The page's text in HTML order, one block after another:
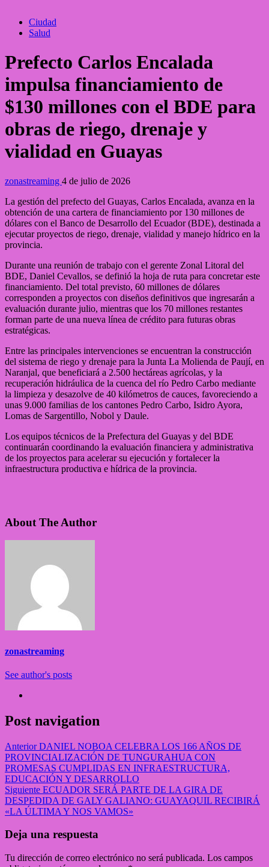
Ciudad
Salud
Prefecto Carlos Encalada
impulsa financiamiento de
$130 millones con el BDE para
obras de riego, drenaje y
vialidad en Guayas
zonastreaming 4 de julio de 2026
La gestión del prefecto del Guayas, Carlos Encalada, avanza en la
obtención de una cartera de financiamiento por 130 millones de
dólares con el Banco de Desarrollo del Ecuador (BDE), destinada a
ejecutar proyectos de riego, drenaje, vialidad y manejo hídrico en la
provincia.
Durante una reunión de trabajo con el gerente Zonal Litoral del
BDE, Daniel Cevallos, se definió la hoja de ruta para concretar este
financiamiento. Del total previsto, 60 millones de dólares
corresponden a proyectos con diseños definitivos que ingresarán a
evaluación durante julio, mientras que los 70 millones restantes
forman parte de una nueva línea de crédito para futuras obras
estratégicas.
Entre las principales intervenciones se encuentran la construcción
del sistema de riego y drenaje para la Junta La Molienda de Paují, en
Naranjal, que beneficiará a 2.500 hectáreas agrícolas, y la
recuperación hidráulica de la cuenca del río Pedro Carbo mediante
la limpieza y desazolve de 40 kilómetros de cauces, favoreciendo a
unas 9.000 familias de los cantones Pedro Carbo, Isidro Ayora,
Lomas de Sargentillo, Nobol y Daule.
Los equipos técnicos de la Prefectura del Guayas y del BDE
continuarán coordinando la evaluación financiera y administrativa
de los proyectos para acelerar su ejecución y fortalecer la
infraestructura productiva e hídrica de la provincia.
About The Author
zonastreaming
See author's posts
Post navigation
AnteriorDANIEL NOBOA CELEBRA LOS 166 AÑOS DE
PROVINCIALIZACIÓN DE TUNGURAHUA CON
PROMESAS CUMPLIDAS EN INFRAESTRUCTURA,
EDUCACIÓN Y DESARROLLO
Siguiente ECUADOR SERÁ PARTE DE LA GIRA DE
DESPEDIDA DE GALY GALIANO: GUAYAQUIL RECIBIRÁ
«LA ÚLTIMA Y NOS VAMOS»
Deja una respuesta
Tu dirección de correo electrónico no será publicada. Los campos